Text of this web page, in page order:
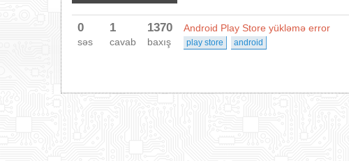
0
səs
1
cavab
1370
baxış
Android Play Store yükləmə error
play store android